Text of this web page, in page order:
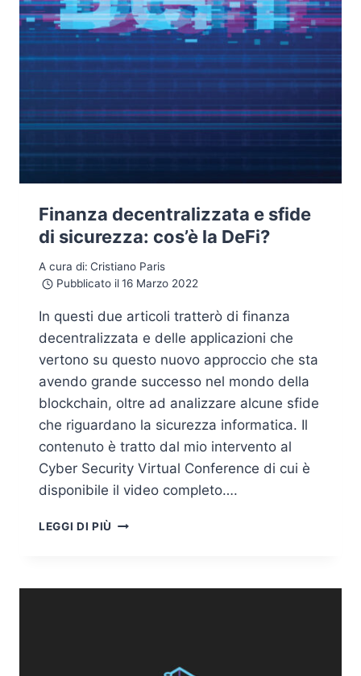
Finanza decentralizzata e sfide
di sicurezza: cos’è la DeFi?
A cura di: Cristiano Paris
Pubblicato il 16 Marzo 2022
In questi due articoli tratterò di finanza
decentralizzata e delle applicazioni che
vertono su questo nuovo approccio che sta
avendo grande successo nel mondo della
blockchain, oltre ad analizzare alcune sfide
che riguardano la sicurezza informatica. Il
contenuto è tratto dal mio intervento al
Cyber Security Virtual Conference di cui è
disponibile il video completo….
LEGGI DI PIÙ FINANZA
DI